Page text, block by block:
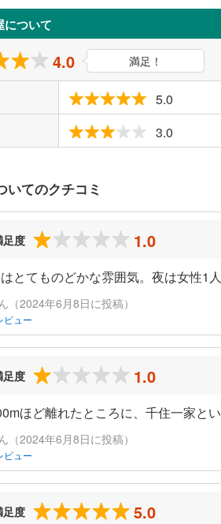
について
4.0 満足！
5.0
3.0
いてのクチコミ
足度 1.0
とてものどかな雰囲気。夜は女性1
（2024年6月8日に投稿）
ビュー
足度 1.0
ほど離れたところに、千住一家とい
（2024年6月8日に投稿）
ビュー
足度 5.0